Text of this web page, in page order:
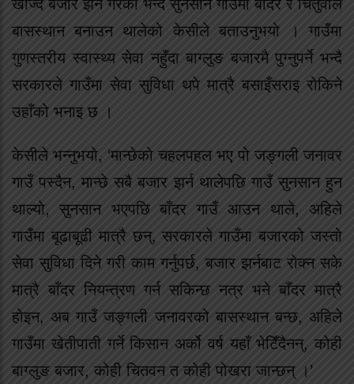
खोज्दै बजार झर्ने गरेको भन्दै सुनसान गाउँमा बाँदर र चितुवाले
बासस्थान बनाउन थालेको केसीले बताउनुभयो । गाउँमा
गुणस्तरीय स्वास्थ्य सेवा नहुँदा बाग्लुङ बजारमै पुग्नुपर्ने भन्दै
सरकारले गाउँमा सेवा सुविधा थपे मात्रै बसाइँसराइ रोकिने
उहाँको भनाइ छ ।
केसीले भन्नुभयो, ‘मान्छेको चहलपहल भए पो जङ्गली जनावर
गाउँ पस्दैन, मान्छे सबै बजार झर्न थालेपछि गाउँ सुनसान हुन
थाल्यो, सुनसान भएपछि बाँदर गाउँ आउन थाले, अहिले
गाउँमा बूढाबूढी मात्रै छन्, सरकारले गाउँमा बजारको जस्तो
सेवा सुविधा दिने गरी काम गर्नुपर्छ, बजार झर्नबाट रोक्न सके
मात्रै बाँदर नियन्त्रण गर्न सकिन्छ नत्र भने बाँदर मात्रै
होइन, अब गाउँ जङ्गली जनावरको बासस्थान बन्छ, अहिले
गाउँमा खेतीपाती गर्ने किसान अर्को वर्ष यहाँ भेटिँदैनन्, कोही
बाग्लुङ बजार, कोही चितवन त कोही पोखरा जान्छन् ।’